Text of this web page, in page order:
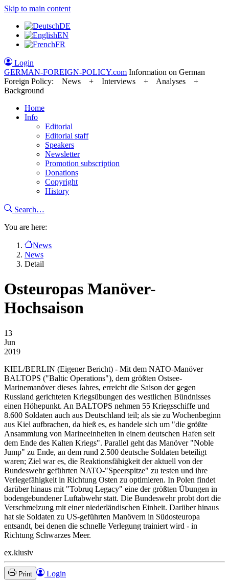
Skip to main content
DE
EN
FR
Login
GERMAN-FOREIGN-POLICY.com Information on German
Foreign Policy: News + Interviews + Analyses +
Background
Home
Info
Editorial
Editorial staff
Speakers
Newsletter
Promotion subscription
Donations
Copyright
History
Search…
You are here:
News
News
Detail
Osteuropas Manöver-
Hochsaison
13
Jun
2019
KIEL/BERLIN (Eigener Bericht) - Mit dem NATO-Manöver
BALTOPS ("Baltic Operations"), dem größten Ostsee-
Marinemanöver dieses Jahres, erreicht die Saison der gegen
Russland gerichteten Kriegsübungen des westlichen Bündnisses
einen Höhepunkt. An BALTOPS nehmen 55 Kriegsschiffe und
8.600 Soldaten auch aus Deutschland teil; als sie zu Wochenbeginn
aus Kiel aufbrachen, da hieß es, es handele sich um "die größte
Ansammlung von Marineeinheiten in einem deutschen Hafen seit
dem Ende des Kalten Kriegs". Parallel geht das Manöver "Noble
Jump" zu Ende, an dem rund 2.500 deutsche Soldaten beteiligt
waren; Ziel war es, die Reaktionsfähigkeit der aktuell von der
Bundeswehr geführten NATO-"Speerspitze" zu testen und ihre
Verlegefähigkeit in Richtung Osten zu optimieren. In Polen findet
darüber hinaus mit "Tobruq Legacy" eine der größten Übungen in
bodengebundener Luftabwehr statt. Die Bundeswehr probt dort die
Verschmelzung mit einer niederländischen Einheit. Darüber hinaus
hat sie Soldaten zu US-geführten Manövern in Südosteuropa
entsandt, bei denen die schnelle Verlegung trainiert wird - in
Richtung Schwarzes Meer.
ex.klusiv
Print Login